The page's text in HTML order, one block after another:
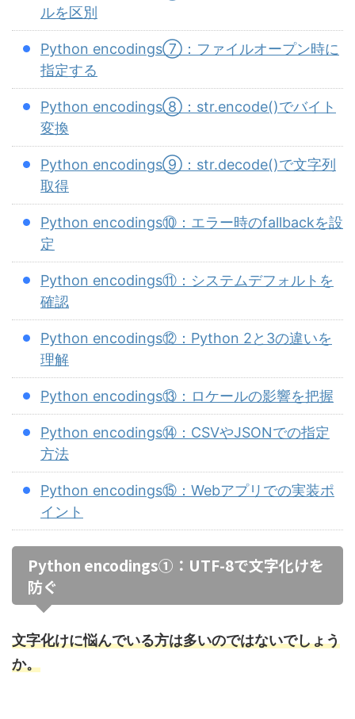
ルを区別
Python encodings⑦：ファイルオープン時に
指定する
Python encodings⑧：str.encode()でバイト
変換
Python encodings⑨：str.decode()で文字列
取得
Python encodings⑩：エラー時のfallbackを設
定
Python encodings⑪：システムデフォルトを
確認
Python encodings⑫：Python 2と3の違いを
理解
Python encodings⑬：ロケールの影響を把握
Python encodings⑭：CSVやJSONでの指定
方法
Python encodings⑮：Webアプリでの実装ポ
イント
Python encodings①：UTF-8で文字化けを
防ぐ
文字化けに悩んでいる方は多いのではないでしょう
か。